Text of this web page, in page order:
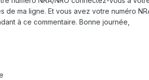
de ma ligne. Et vous avez votre numéro
à ce commentaire. Bonne journée,